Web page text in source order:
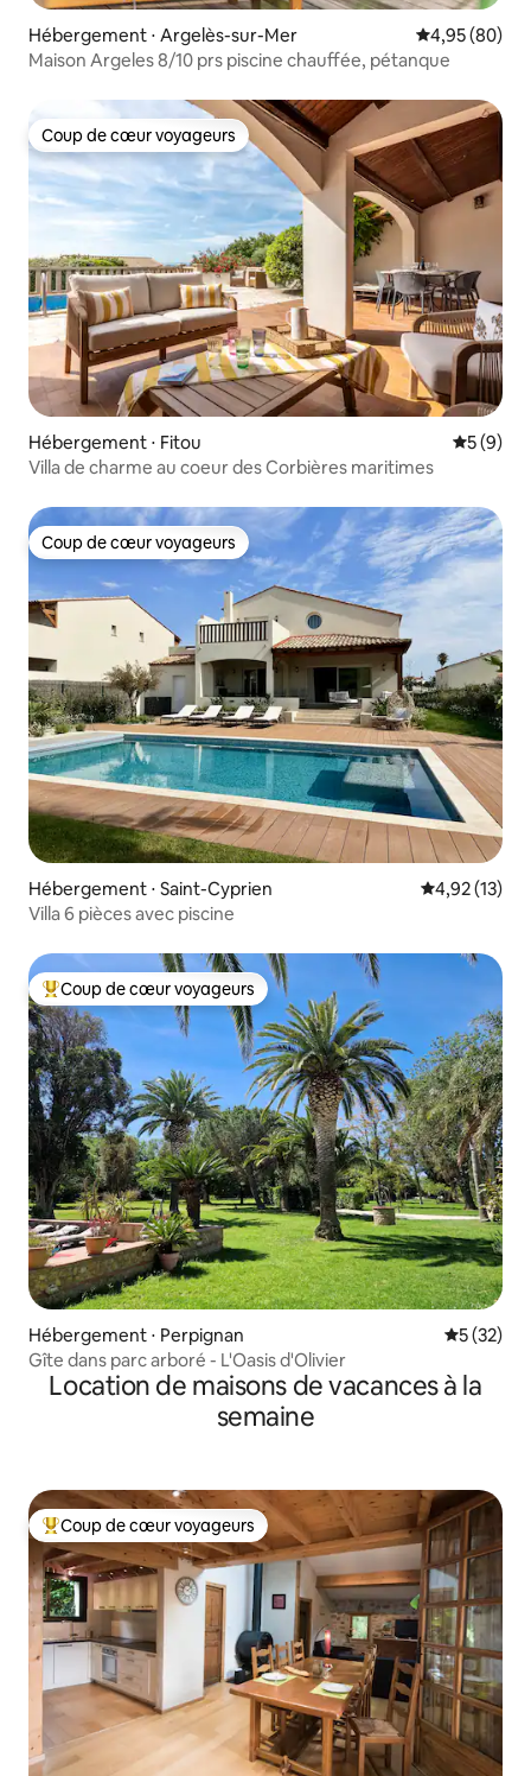
Hébergement ⋅ Argelès-sur-Mer Évaluation
4,95 (80)
Maison Argeles 8/10 prs piscine chauffée, pétanque
Coup de cœur voyageurs
Coup de cœur voyageurs
Hébergement ⋅ Fitou
5 (9)
Villa de charme au coeur des Corbières maritimes
Coup de cœur voyageurs
Coup de cœur voyageurs
Hébergement ⋅ Saint-Cyprien Évaluation
4,92 (13)
Villa 6 pièces avec piscine
Coups de cœur voyageurs les plus appréciés
Coup de cœur voyageurs
Hébergement ⋅ Perpignan
5 (32)
Gîte dans parc arboré - L'Oasis d'Olivier
Location de maisons de vacances à la
semaine
Coups de cœur voyageurs les plus appréciés
Coup de cœur voyageurs